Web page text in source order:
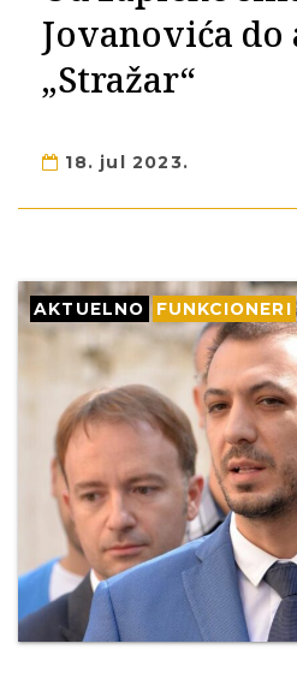
Jovanovića do
„Stražar“
18. jul 2023.
AKTUELNO FUNKCIONERI